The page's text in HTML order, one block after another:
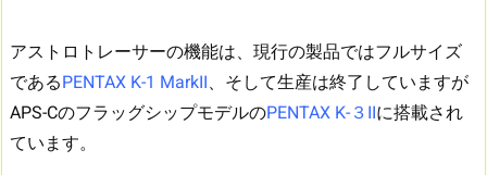
アストロトレーサーの機能は、現行の製品ではフルサイズ
であるPENTAX K-1 MarkII、そして生産は終了していますが
APS-CのフラッグシップモデルのPENTAX K-３IIに搭載され
ています。